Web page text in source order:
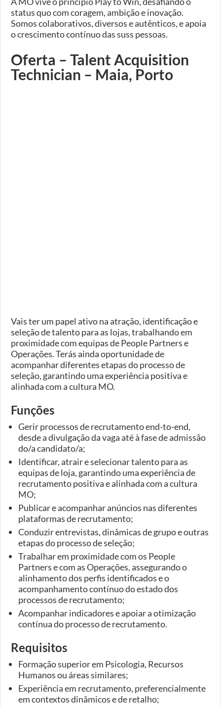
status quo com coragem, ambição e inovação.
Somos colaborativos, diversos e autênticos, e apoia
o crescimento contínuo das suss pessoas.
Oferta – Talent Acquisition
Technician – Maia, Porto
Vais ter um papel ativo na atração, identificação e
seleção de talento para as lojas, trabalhando em
proximidade com equipas de People Partners e
Operações. Terás ainda oportunidade de
acompanhar diferentes etapas do processo de
seleção, garantindo uma experiência positiva e
alinhada com a cultura MO.
Funções
Gerir processos de recrutamento end-to-end,
desde a divulgação da vaga até à fase de admissão
do/a candidato/a;
Identificar, atrair e selecionar talento para as
equipas de loja, garantindo uma experiência de
recrutamento positiva e alinhada com a cultura
MO;
Publicar e acompanhar anúncios nas diferentes
plataformas de recrutamento;
Conduzir entrevistas, dinâmicas de grupo e outras
etapas do processo de seleção;
Trabalhar em proximidade com os People
Partners e com as Operações, assegurando o
alinhamento dos perfis identificados e o
acompanhamento contínuo do estado dos
processos de recrutamento;
Acompanhar indicadores e apoiar a otimização
contínua do processo de recrutamento.
Requisitos
Formação superior em Psicologia, Recursos
Humanos ou áreas similares;
Experiência em recrutamento, preferencialmente
em contextos dinâmicos e de retalho;